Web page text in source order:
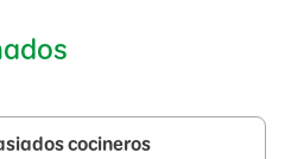
cocineros